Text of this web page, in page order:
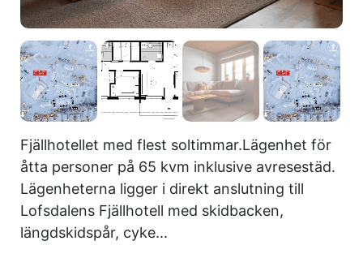
Fjällhotellet med flest soltimmar.Lägenhet för
åtta personer på 65 kvm inklusive avresestäd.
Lägenheterna ligger i direkt anslutning till
Lofsdalens Fjällhotell med skidbacken,
längdskidspår, cyke...